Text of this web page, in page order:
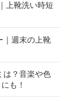
上靴洗い時短
｜週末の上靴
は？音楽や色
も！